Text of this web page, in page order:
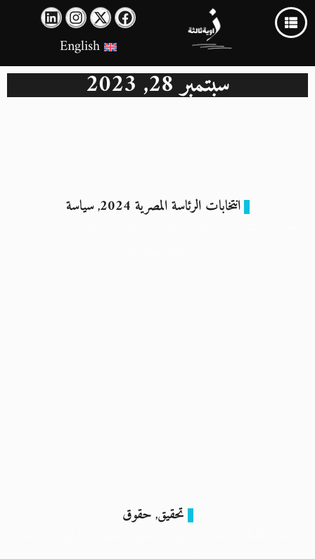
English
سبتمبر 28, 2023
انتخابات الرئاسة المصرية 2024 ,سياسة
تحقيق, حقوق